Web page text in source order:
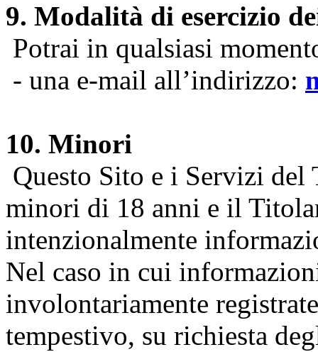
9. Modalità di esercizio
Potrai in qualsiasi
- una e-mail all’indirizzo:
10. Minori
Questo Sito e i Servizi del
minori di 18 anni e il
intenzionalmente
Nel caso in cui
involontariamente
tempestivo, su richiesta